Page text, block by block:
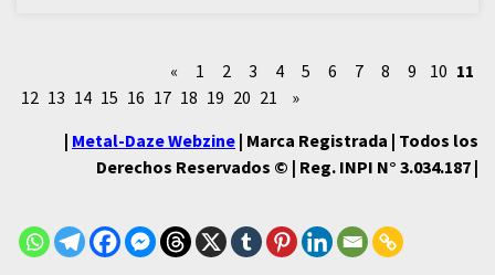
« 1 2 3 4 5 6 7 8 9 10 11
12 13 14 15 16 17 18 19 20 21
»
| Metal-Daze Webzine | Marca Registrada | Todos los
Derechos Reservados © | Reg. INPI N° 3.034.187 |